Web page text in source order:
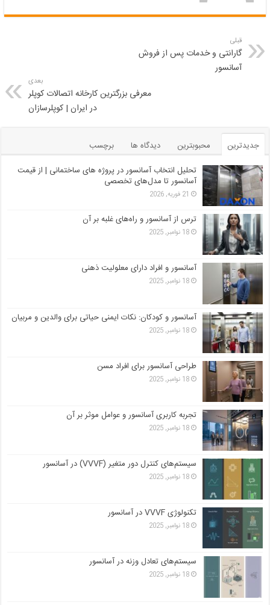
قبلی
گارانتی و خدمات پس از فروش
آسانسور
بعدی
معرفی بزرگترین کارخانه اتصالات کوپلر
در ایران | کوپلرسازان
جدیدترین محبوبترین دیدگاه ها
برچسب
تحلیل انتخاب آسانسور در پروژه‌ های ساختمانی | از قیمت
آسانسور تا مدل‌های تخصصی
21 فوریه, 2026
ترس از آسانسور و راه‌های غلبه بر آن
18 نوامبر, 2025
آسانسور و افراد دارای معلولیت ذهنی
18 نوامبر, 2025
آسانسور و کودکان: نکات ایمنی حیاتی برای والدین و مربیان
18 نوامبر, 2025
طراحی آسانسور برای افراد مسن
18 نوامبر, 2025
تجربه کاربری آسانسور و عوامل موثر بر آن
18 نوامبر, 2025
سیستم‌های کنترل دور متغیر (VVVF) در آسانسور
18 نوامبر, 2025
تکنولوژی VVVF در آسانسور
18 نوامبر, 2025
سیستم‌های تعادل وزنه در آسانسور
18 نوامبر, 2025